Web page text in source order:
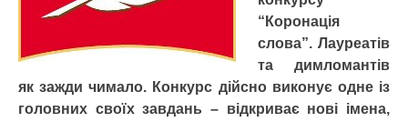
“Коронація
слова”. Лауреатів
та димломантів
як зажди чимало. Конкурс дійсно виконує одне із
головних своїх завдань – відкриває нові імена,